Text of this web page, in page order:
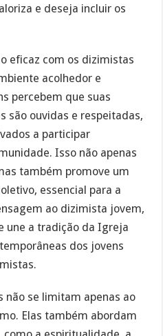
e deseja incluir os
eficaz com os dizimistas
acolhedor e
percebem que suas
são ouvidas e respeitadas,
a participar
Isso não apenas
também promove um
essencial para a
ao dizimista jovem,
une a tradição da Igreja
dos jovens
não se limitam apenas ao
Elas também abordam